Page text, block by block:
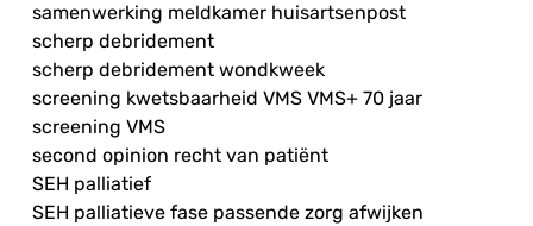
samenwerking meldkamer huisartsenpost
scherp debridement
scherp debridement wondkweek
screening kwetsbaarheid VMS VMS+ 70 jaar
screening VMS
second opinion recht van patiënt
SEH palliatief
SEH palliatieve fase passende zorg afwijken